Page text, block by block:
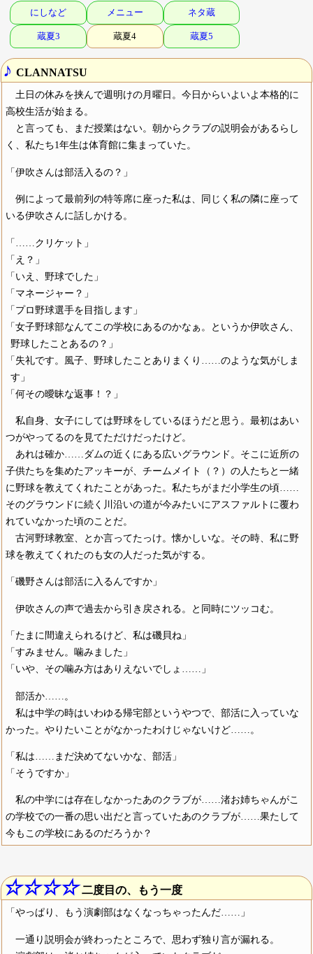
にしなど メニュー ネタ蔵
蔵夏3 蔵夏4 蔵夏5
♪ CLANNATSU
土日の休みを挟んで週明けの月曜日。今日からいよいよ本格的に
高校生活が始まる。
と言っても、まだ授業はない。朝からクラブの説明会があるらし
く、私たち1年生は体育館に集まっていた。
「伊吹さんは部活入るの？」
例によって最前列の特等席に座った私は、同じく私の隣に座って
いる伊吹さんに話しかける。
「……クリケット」
「え？」
「いえ、野球でした」
「マネージャー？」
「プロ野球選手を目指します」
「女子野球部なんてこの学校にあるのかなぁ。というか伊吹さん、
野球したことあるの？」
「失礼です。風子、野球したことありまくり……のような気がしま
す」
「何その曖昧な返事！？」
私自身、女子にしては野球をしているほうだと思う。最初はあい
つがやってるのを見てただけだったけど。
あれは確か……ダムの近くにある広いグラウンド。そこに近所の
子供たちを集めたアッキーが、チームメイト（？）の人たちと一緒
に野球を教えてくれたことがあった。私たちがまだ小学生の頃……
そのグラウンドに続く川沿いの道が今みたいにアスファルトに覆わ
れていなかった頃のことだ。
古河野球教室、とか言ってたっけ。懐かしいな。その時、私に野
球を教えてくれたのも女の人だった気がする。
「磯野さんは部活に入るんですか」
伊吹さんの声で過去から引き戻される。と同時にツッコむ。
「たまに間違えられるけど、私は磯貝ね」
「すみません。噛みました」
「いや、その噛み方はありえないでしょ……」
部活か……。
私は中学の時はいわゆる帰宅部というやつで、部活に入っていな
かった。やりたいことがなかったわけじゃないけど……。
「私は……まだ決めてないかな、部活」
「そうですか」
私の中学には存在しなかったあのクラブが……渚お姉ちゃんがこ
の学校での一番の思い出だと言っていたあのクラブが……果たして
今もこの学校にあるのだろうか？
☆☆☆☆ 二度目の、もう一度
「やっぱり、もう演劇部はなくなっちゃったんだ……」
一通り説明会が終わったところで、思わず独り言が漏れる。